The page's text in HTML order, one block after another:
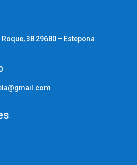
Roque, 38 29680 – Estepona